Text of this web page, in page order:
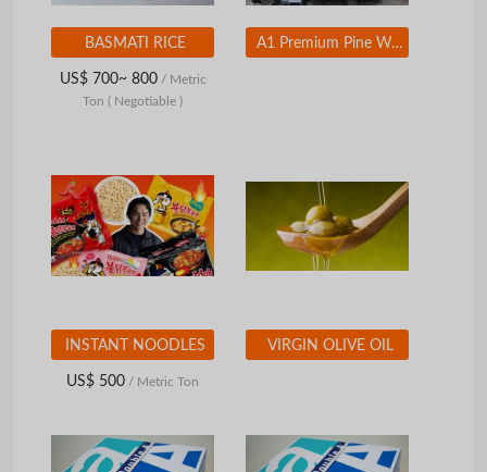
BASMATI RICE
US$ 700~ 800/ Metric
Ton ( Negotiable )
A1 Premium Pine Wood Pellets
INSTANT NOODLES
US$ 500 / Metric Ton
VIRGIN OLIVE OIL